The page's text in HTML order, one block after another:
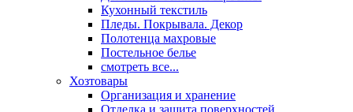
Кухонный текстиль
Пледы. Покрывала. Декор
Полотенца махровые
Постельное белье
смотреть все...
Хозтовары
Организация и хранение
Отделка и защита поверхностей